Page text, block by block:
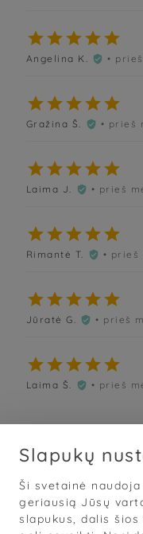

Angelina K.  •

Gražina Š.  • prieš

Laima J.  • prieš

Rimantė T.  • prieš

Jūratė G.  • prieš

Laima Š.  • prieš
Slapukų
Ši svetainė
geriausią Jūsų
slapukus, dalis
Sąlygos ·
©